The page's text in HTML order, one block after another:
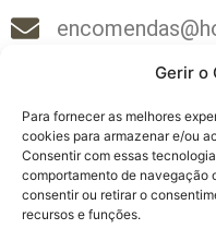
Gerir o
Para fornecer as melhores
cookies para armazenar e/ou
Consentir com essas
comportamento de navegação
consentir ou retirar o
recursos e funções.
WhatsApp
Subscreva a
NOME